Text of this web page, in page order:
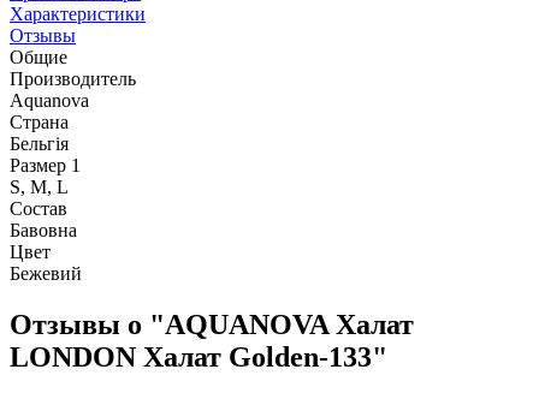
Характеристики
Отзывы
Общие
Производитель
Aquanova
Страна
Бельгія
Размер 1
S, M, L
Состав
Бавовна
Цвет
Бежевий
Отзывы о "AQUANOVA Халат
LONDON Халат Golden-133"